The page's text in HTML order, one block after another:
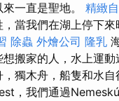
一直是聖地。 精緻
當我們在湖上停下
除蟲 外燴公司 隆乳
搬家的人，水上運
獨木舟，船隻和水自
，我們通過